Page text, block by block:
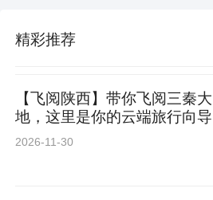
精彩推荐
【飞阅陕西】带你飞阅三秦大
地，这里是你的云端旅行向导
2026-11-30